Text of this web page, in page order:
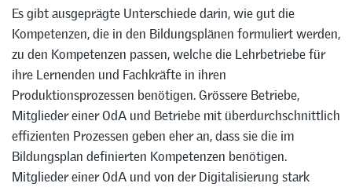
Es gibt ausgeprägte Unterschiede darin, wie gut die
Kompetenzen, die in den Bildungsplänen formuliert werden,
zu den Kompetenzen passen, welche die Lehrbetriebe für
ihre Lernenden und Fachkräfte in ihren
Produktionsprozessen benötigen. Grössere Betriebe,
Mitglieder einer OdA und Betriebe mit überdurchschnittlich
effizienten Prozessen geben eher an, dass sie die im
Bildungsplan definierten Kompetenzen benötigen.
Mitglieder einer OdA und von der Digitalisierung stark